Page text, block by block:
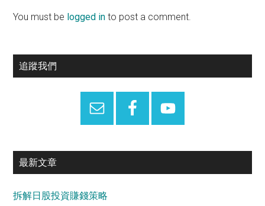
Interactions
You must be logged in to post a comment.
Primary
追蹤我們
最新文章
拆解日股投資賺錢策略